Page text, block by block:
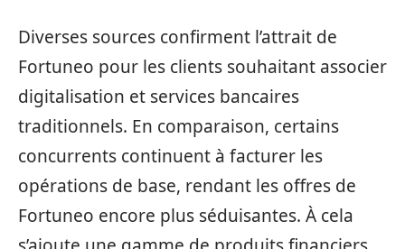
Diverses sources confirment l’attrait de
Fortuneo pour les clients souhaitant associer
digitalisation et services bancaires
traditionnels. En comparaison, certains
concurrents continuent à facturer les
opérations de base, rendant les offres de
Fortuneo encore plus séduisantes. À cela